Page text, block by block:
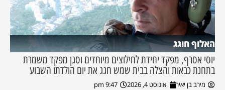
האלוף חוגג
יוסי אסרף, מפקד יחידת לחילוצים מיוחדים וסגן מפקד משמרת
בתחנת כבאות והצלה בבית שמש חגג את יום הולדתו השבוע
מירב בן יאיר אוגוסט 4, 2026 9:47 pm